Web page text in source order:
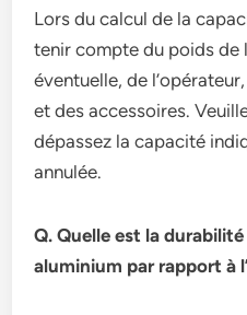
Lors du calcul de la
tenir compte du poids de
éventuelle, de
et des accessoires.
dépassez la capacité
annulée.
Q. Quelle est la
aluminium par rapport à